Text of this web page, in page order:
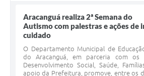
Aracanguá realiza 2ª Semana do
Autismo com palestras e ações de
cuidado
O Departamento Municipal de
do Aracanguá, em parceria com os
Desenvolvimento Social, Saúde,
apoio da Prefeitura, promove, entre os